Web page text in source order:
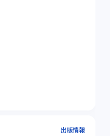
出版情報